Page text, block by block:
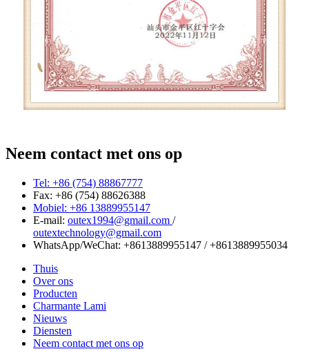
Neem contact met ons op
Tel: +86 (754) 88867777
Fax: +86 (754) 88626388
Mobiel: +86 13889955147
E-mail: outex1994@gmail.com /
outextechnology@gmail.com
WhatsApp/WeChat: +8613889955147 / +8613889955034
Thuis
Over ons
Producten
Charmante Lami
Nieuws
Diensten
Neem contact met ons op